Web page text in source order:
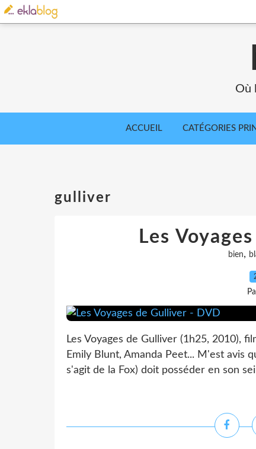
Où
ACCUEIL CATÉGORIES
gulliver
Les
bien,
Les Voyages de Gulliver (1h25, 2010),
Emily Blunt, Amanda Peet... M'est avis
s'agit de la Fox) doit posséder en son